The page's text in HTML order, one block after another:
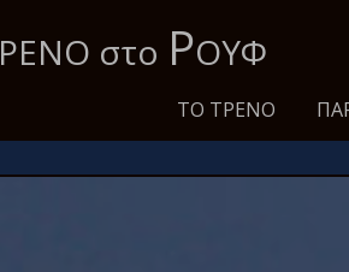
ΡΕΝΟ στο ΡΟΥΦ
ΤΟ ΤΡΈΝΟ